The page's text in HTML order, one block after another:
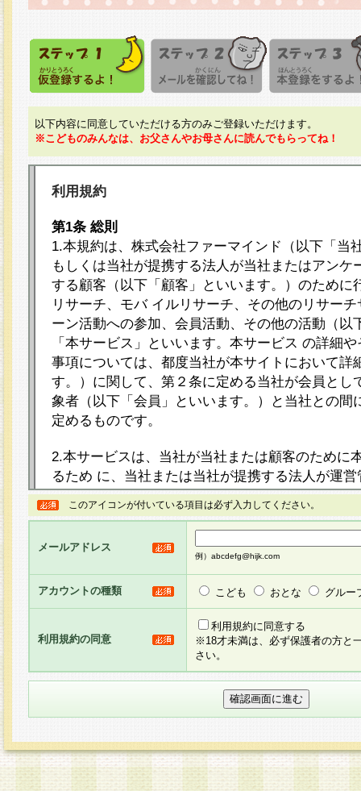
以下内容に同意していただける方のみご登録いただけます。
※こどものみんなは、お父さんやお母さんに読んでもらってね！
利用規約
第1条 総則
1.本規約は、株式会社ファーマインド（以下「当
もしくは当社が提携する法人が当社またはアンケ
する顧客（以下「顧客」といいます。）のために
リサーチ、モバ イルリサーチ、その他のリサー
ーン活動への参加、会員活動、その他の活動（以
「本サービス」といいます。本サービス の詳細
事項については、都度当社が本サイトにおいて詳
す。）に関して、第２条に定める当社が会員とし
象者（以下「会員」といいます。）と当社との間
定めるものです。
2.本サービスは、当社が当社または顧客のために
るため に、当社または当社が提携する法人が運
ト（以下「本サイト」といいます。）上に本サー
ージを設け、会員がアンケー ト調査に回答する
し、その結果を当社が集計・分析その他の利用を
るものです。なお、本サービスは、それぞれの目
員に対して本サービスの依頼を行うこともあり、
た全ての会員に対して本サービスの依頼をすると
りま す。
3.当社は、会員の事前の承諾を得ることなく、当
方 法・手段にて、本規約を任意に制定、変更ま
きるものとします。改定後の本規約等は、本規約
に掲示したときに、その 他の諸規定については
てその効力を生じるものとします。
4.本規約は、会員登録希望者による会員登録手続
このアイコンが付いている項目は必ず入力してください。
メールアドレス
例）abcdefg@hijk.com
アカウントの種類 こども おとな グルー
利用規約の同意
利用規約に同意する
※18才未満は、必ず保護者の方と
さい。